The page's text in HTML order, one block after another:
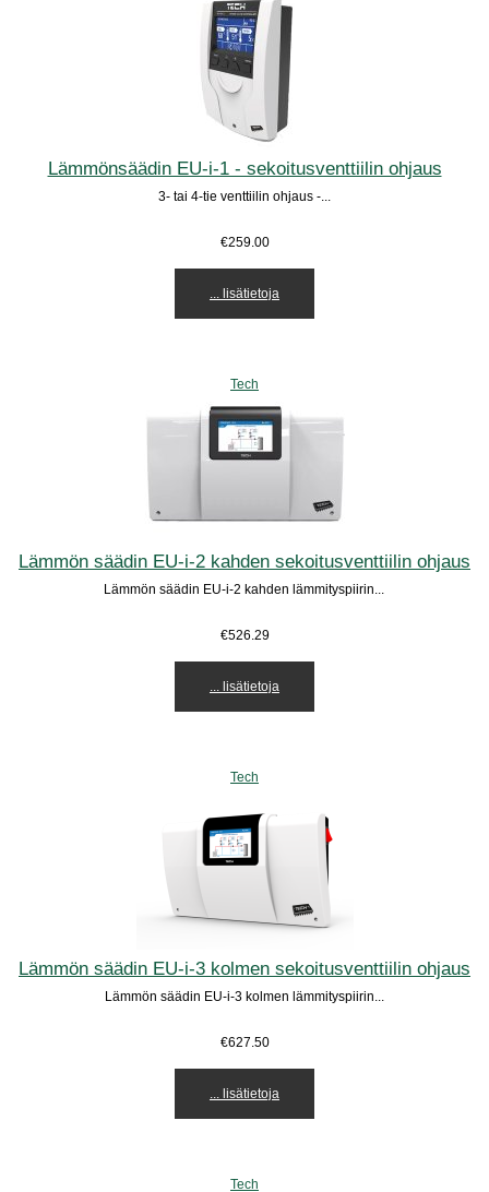
Lämmönsäädin EU-i-1 - sekoitusventtiilin ohjaus
3- tai 4-tie venttiilin ohjaus -...
€259.00
... lisätietoja
Tech
Lämmön säädin EU-i-2 kahden sekoitusventtiilin ohjaus
Lämmön säädin EU-i-2 kahden lämmityspiirin...
€526.29
... lisätietoja
Tech
Lämmön säädin EU-i-3 kolmen sekoitusventtiilin ohjaus
Lämmön säädin EU-i-3 kolmen lämmityspiirin...
€627.50
... lisätietoja
Tech